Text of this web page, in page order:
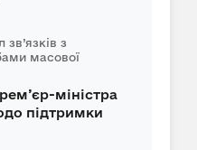
зв’язків з
масової
міністра
підтримки